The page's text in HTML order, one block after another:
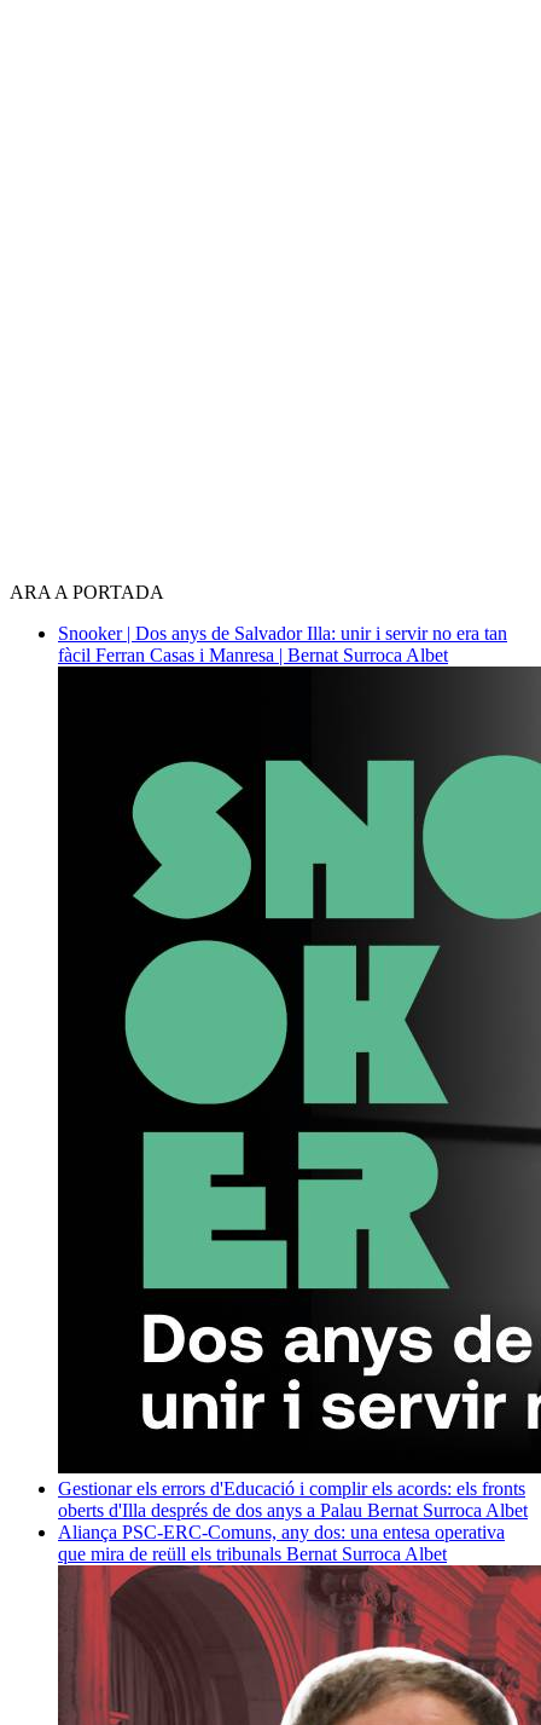
ARA A PORTADA
Snooker | Dos anys de Salvador Illa: unir i servir no era tan
fàcil Ferran Casas i Manresa | Bernat Surroca Albet
Gestionar els errors d'Educació i complir els acords: els fronts
oberts d'Illa després de dos anys a Palau Bernat Surroca Albet
Aliança PSC-ERC-Comuns, any dos: una entesa operativa
que mira de reüll els tribunals Bernat Surroca Albet